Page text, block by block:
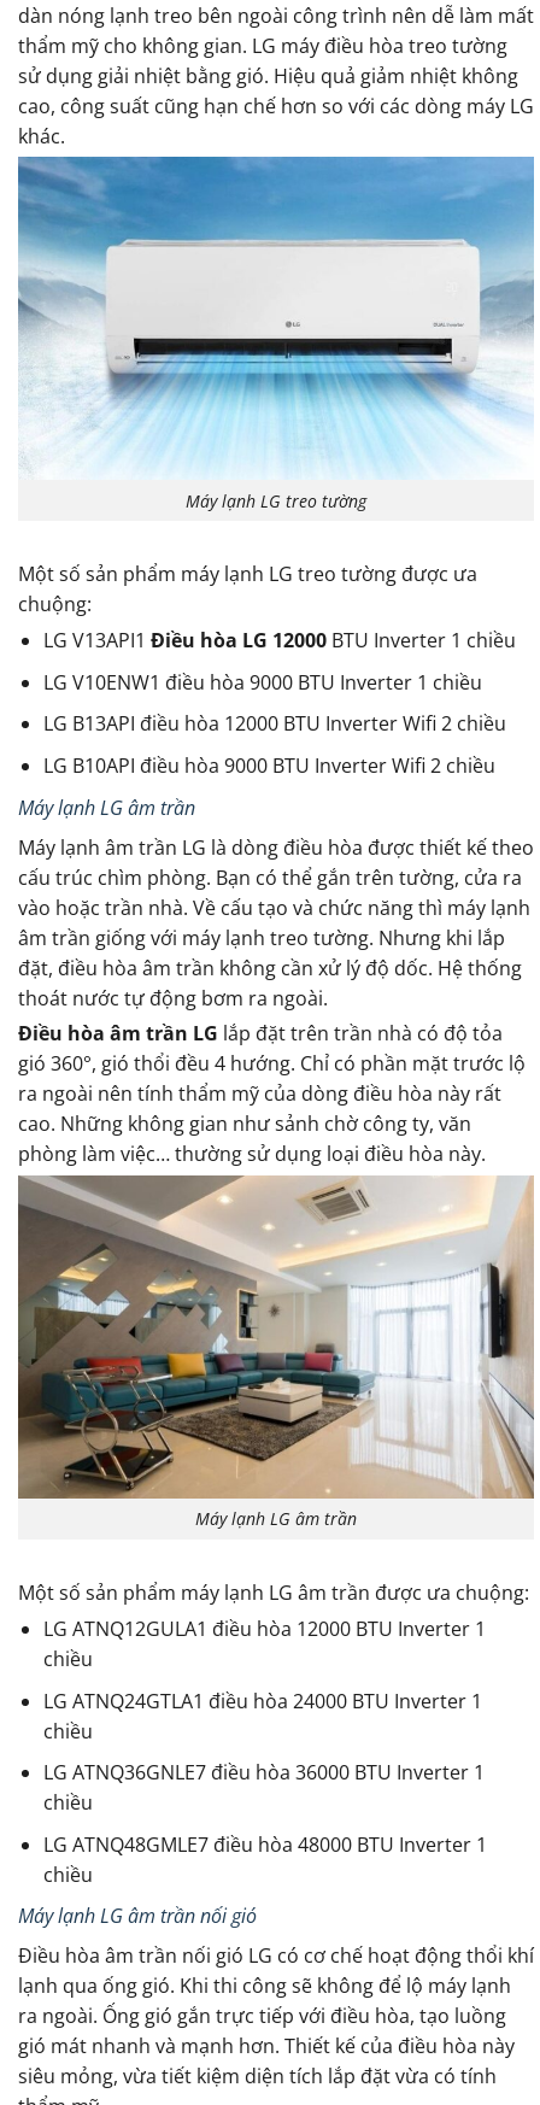
dàn nóng lạnh treo bên ngoài công trình nên dễ làm mất
thẩm mỹ cho không gian. LG máy điều hòa treo tường
sử dụng giải nhiệt bằng gió. Hiệu quả giảm nhiệt không
cao, công suất cũng hạn chế hơn so với các dòng máy LG
khác.
Máy lạnh LG treo tường
Một số sản phẩm máy lạnh LG treo tường được ưa
chuộng:
LG V13API1 Điều hòa LG 12000 BTU Inverter 1 chiều
LG V10ENW1 điều hòa 9000 BTU Inverter 1 chiều
LG B13API điều hòa 12000 BTU Inverter Wifi 2 chiều
LG B10API điều hòa 9000 BTU Inverter Wifi 2 chiều
Máy lạnh LG âm trần
Máy lạnh âm trần LG là dòng điều hòa được thiết kế theo
cấu trúc chìm phòng. Bạn có thể gắn trên tường, cửa ra
vào hoặc trần nhà. Về cấu tạo và chức năng thì máy lạnh
âm trần giống với máy lạnh treo tường. Nhưng khi lắp
đặt, điều hòa âm trần không cần xử lý độ dốc. Hệ thống
thoát nước tự động bơm ra ngoài.
Điều hòa âm trần LG lắp đặt trên trần nhà có độ tỏa
gió 360°, gió thổi đều 4 hướng. Chỉ có phần mặt trước lộ
ra ngoài nên tính thẩm mỹ của dòng điều hòa này rất
cao. Những không gian như sảnh chờ công ty, văn
phòng làm việc… thường sử dụng loại điều hòa này.
Máy lạnh LG âm trần
Một số sản phẩm máy lạnh LG âm trần được ưa chuộng:
LG ATNQ12GULA1 điều hòa 12000 BTU Inverter 1
chiều
LG ATNQ24GTLA1 điều hòa 24000 BTU Inverter 1
chiều
LG ATNQ36GNLE7 điều hòa 36000 BTU Inverter 1
chiều
LG ATNQ48GMLE7 điều hòa 48000 BTU Inverter 1
chiều
Máy lạnh LG âm trần nối gió
Điều hòa âm trần nối gió LG có cơ chế hoạt động thổi khí
lạnh qua ống gió. Khi thi công sẽ không để lộ máy lạnh
ra ngoài. Ống gió gắn trực tiếp với điều hòa, tạo luồng
gió mát nhanh và mạnh hơn. Thiết kế của điều hòa này
siêu mỏng, vừa tiết kiệm diện tích lắp đặt vừa có tính